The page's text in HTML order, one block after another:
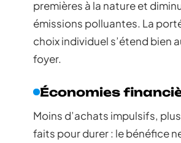
premières à la nature et
émissions polluantes. La
choix individuel s’étend bien
foyer.
Économies
Moins d’achats impulsifs,
faits pour durer : le bénéfice